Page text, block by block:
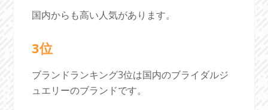
国内からも高い人気があります。
3位
ブランドランキング3位は国内のブライダルジ
ュエリーのブランドです。